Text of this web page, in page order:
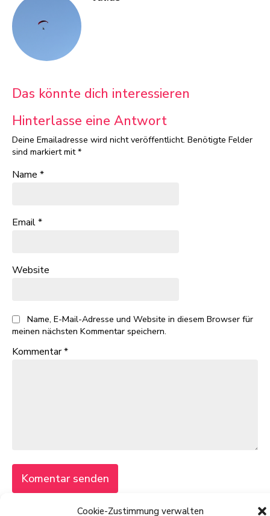
Cookie-Zustimmung verwalten
Das könnte dich interessieren
Hinterlasse eine Antwort
Deine Emailadresse wird nicht veröffentlicht. Benötigte Felder
sind markiert mit*
Name *
Email*
Website
Name, E-Mail-Adresse und Website in diesem Browser für
meinen nächsten Kommentar speichern.
Kommentar*